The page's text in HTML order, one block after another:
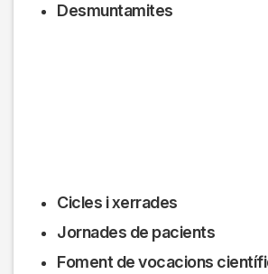
Desmuntamites
Cicles i xerrades
Jornades de pacients
Foment de vocacions